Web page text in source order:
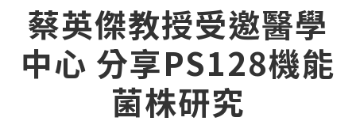
蔡英傑教授受邀醫學
中心 分享PS128機能
菌株研究